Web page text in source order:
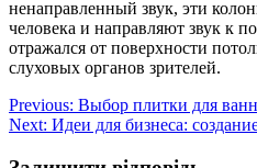
ненаправленный звук, эти
человека и направляют звук к
отражался от поверхности
слуховых органов зрителей.
Навігація
записів
Previous: Выбор плитки для
Next: Идеи для бизнеса: